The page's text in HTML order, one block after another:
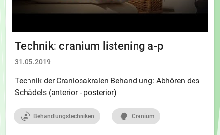
Technik: cranium listening a-p
31.05.2019
Technik der Craniosakralen Behandlung: Abhören des
Schädels (anterior - posterior)
Behandlungstechniken Cranium